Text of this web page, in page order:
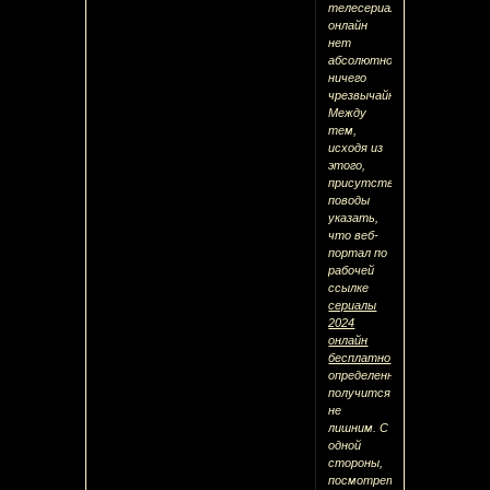
телесериалы
онлайн
нет
абсолютно
ничего
чрезвычайного.
Между
тем,
исходя из
этого,
присутствуют
поводы
указать,
что веб-
портал по
рабочей
ссылке
сериалы
2024
онлайн
бесплатно
определенно
получится
не
лишним. С
одной
стороны,
посмотреть